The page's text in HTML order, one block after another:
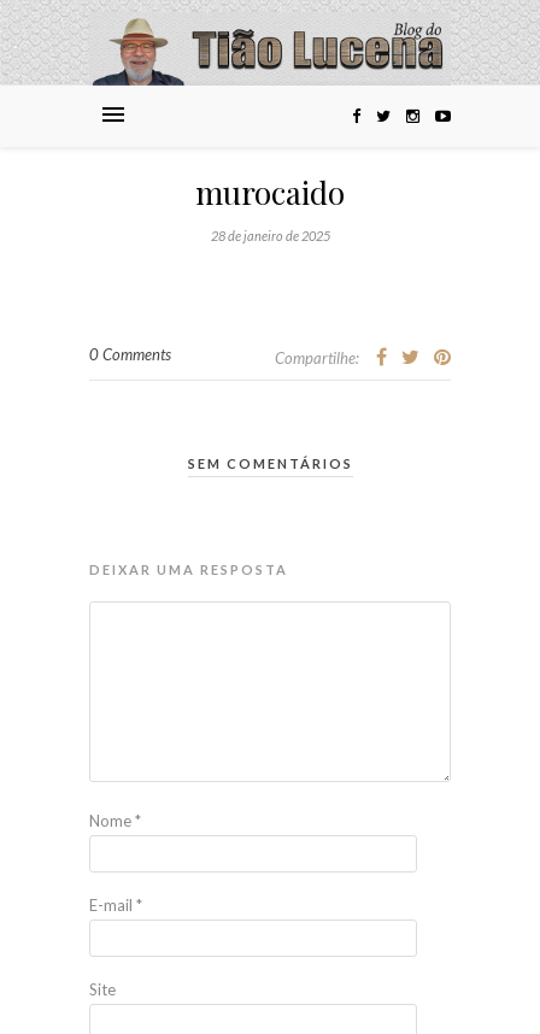
murocaido
28 de janeiro de 2025
0 Comments Compartilhe:
SEM COMENTÁRIOS
DEIXAR UMA RESPOSTA
Nome*
E-mail *
Site